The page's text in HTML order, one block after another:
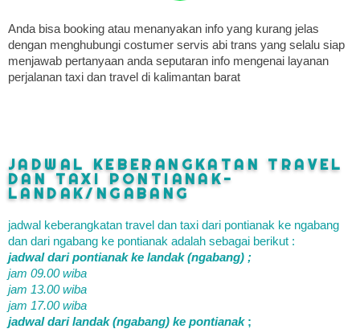
Anda bisa booking atau menanyakan info yang kurang jelas
dengan menghubungi costumer servis abi trans yang selalu siap
menjawab pertanyaan anda seputaran info mengenai layanan
perjalanan taxi dan travel di kalimantan barat
JADWAL KEBERANGKATAN TRAVEL
DAN TAXI PONTIANAK-
LANDAK/NGABANG
jadwal keberangkatan travel dan taxi dari pontianak ke ngabang
dan dari ngabang ke pontianak adalah sebagai berikut :
jadwal dari pontianak ke landak (ngabang) ;
jam 09.00 wiba
jam 13.00 wiba
jam 17.00 wiba
jadwal dari landak (ngabang) ke pontianak;